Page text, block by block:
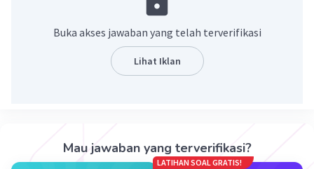
Dalam pantun tersebut, larik pertama dan kedua
merupakan kalimat seru yang mengungkapkan suatu
pernyataan atau fakta (penghasil batik di Yogyakarta,
penghasil ulos Sumatera Utara). Larik ketiga dan
keempat memberikan saran atau nasihat (Hendaklah
Beri Rating
Buka akses jawaban yang telah terverifikasi
Lihat Iklan
Mau jawaban yang terverifikasi?
LATIHAN SOAL GRATIS!